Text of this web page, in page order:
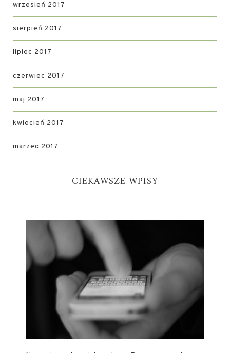
wrzesień 2017
sierpień 2017
lipiec 2017
czerwiec 2017
maj 2017
kwiecień 2017
marzec 2017
CIEKAWSZE WPISY